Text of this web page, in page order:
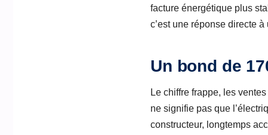
facture énergétique plus
c’est une réponse directe
Un bond de
Le chiffre frappe, les
ne signifie pas que
constructeur, longtemps